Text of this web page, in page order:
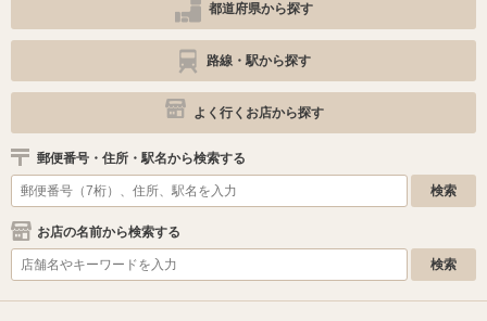
都道府県から探す
路線・駅から探す
よく行くお店から探す
郵便番号・住所・駅名から検索する
お店の名前から検索する